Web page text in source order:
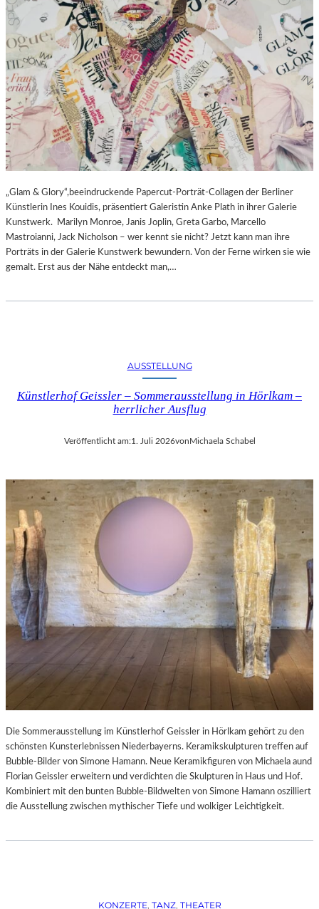
„Glam & Glory“,beeindruckende Papercut-Porträt-Collagen der Berliner
Künstlerin Ines Kouidis, präsentiert Galeristin Anke Plath in ihrer Galerie
Kunstwerk. Marilyn Monroe, Janis Joplin, Greta Garbo, Marcello
Mastroianni, Jack Nicholson – wer kennt sie nicht? Jetzt kann man ihre
Porträts in der Galerie Kunstwerk bewundern. Von der Ferne wirken sie wie
gemalt. Erst aus der Nähe entdeckt man,…
AUSSTELLUNG
Künstlerhof Geissler – Sommerausstellung in Hörlkam –
herrlicher Ausflug
Veröffentlicht am:1. Juli 2026vonMichaela Schabel
Die Sommerausstellung im Künstlerhof Geissler in Hörlkam gehört zu den
schönsten Kunsterlebnissen Niederbayerns. Keramikskulpturen treffen auf
Bubble-Bilder von Simone Hamann. Neue Keramikfiguren von Michaela aund
Florian Geissler erweitern und verdichten die Skulpturen in Haus und Hof.
Kombiniert mit den bunten Bubble-Bildwelten von Simone Hamann oszilliert
die Ausstellung zwischen mythischer Tiefe und wolkiger Leichtigkeit.
KONZERTE, TANZ, THEATER